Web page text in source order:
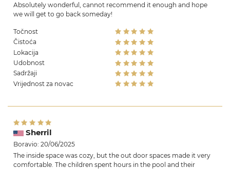
Absolutely wonderful, cannot recommend it enough and hope
we will get to go back someday!
Točnost
Čistoća
Lokacija
Udobnost
Sadržaji
Vrijednost za novac
Sherril
Boravio: 20/06/2025
The inside space was cozy, but the out door spaces made it very
comfortable. The children spent hours in the pool and their